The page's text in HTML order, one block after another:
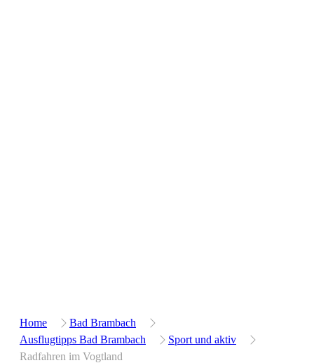
Home
Bad Brambach
Ausflugtipps Bad Brambach
Sport und aktiv
Radfahren im Vogtland